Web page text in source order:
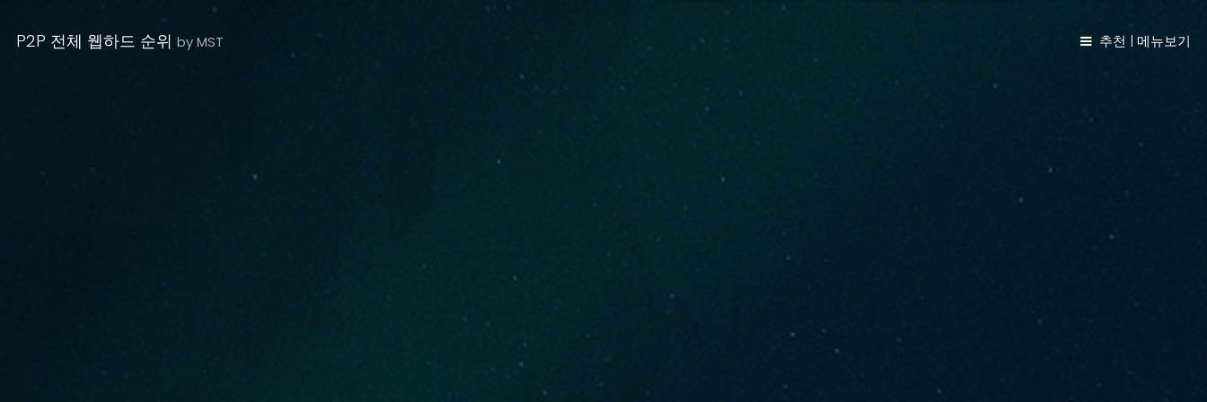
P2P 전체 웹하드 순위by MST 추천 | 메뉴보기